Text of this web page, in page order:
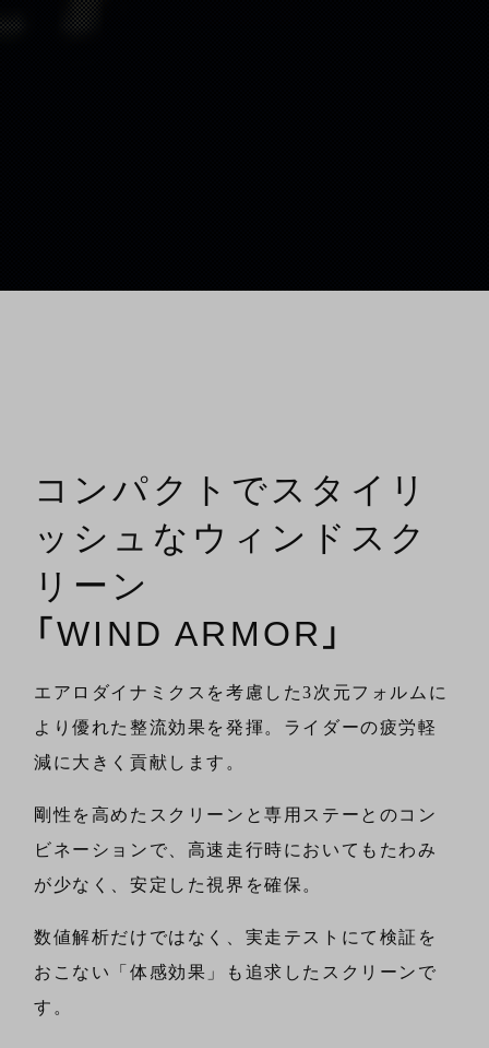
コンパクトでスタイリ
ッシュなウィンドスク
リーン
「WIND ARMOR」
エアロダイナミクスを考慮した3次元フォルムに
より優れた整流効果を発揮。ライダーの疲労軽
減に大きく貢献します。
剛性を高めたスクリーンと専用ステーとのコン
ビネーションで、高速走行時においてもたわみ
が少なく、安定した視界を確保。
数値解析だけではなく、実走テストにて検証を
おこない「体感効果」も追求したスクリーンで
す。